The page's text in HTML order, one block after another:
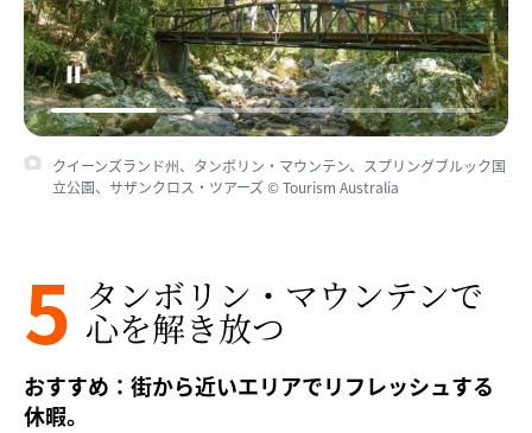
クイーンズランド州、タンボリン・マウンテン、スプリングブルック国
立公園、サザンクロス・ツアーズ © Tourism Australia
5 タンボリン・マウンテンで​
心を​解き放つ
おすすめ：街から近いエリアでリフレッシュする
休暇。